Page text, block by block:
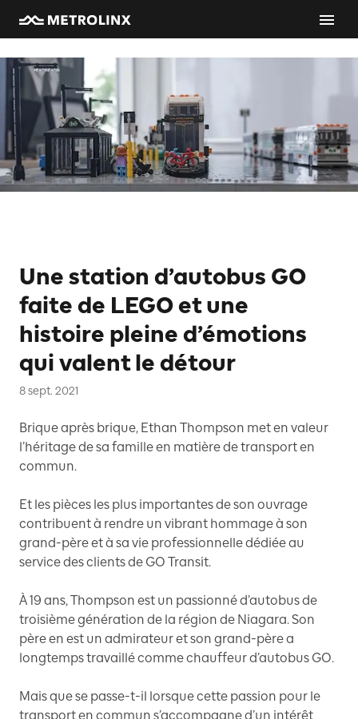
Une station d’autobus GO
faite de LEGO et une
histoire pleine d’émotions
qui valent le détour
8 sept. 2021
Brique après brique, Ethan Thompson met en valeur
l’héritage de sa famille en matière de transport en
commun.
Et les pièces les plus importantes de son ouvrage
contribuent à rendre un vibrant hommage à son
grand-père et à sa vie professionnelle dédiée au
service des clients de GO Transit.
À 19 ans, Thompson est un passionné d’autobus de
troisième génération de la région de Niagara. Son
père en est un admirateur et son grand-père a
longtemps travaillé comme chauffeur d’autobus GO.
Mais que se passe-t-il lorsque cette passion pour le
transport en commun s’accompagne d’un intérêt